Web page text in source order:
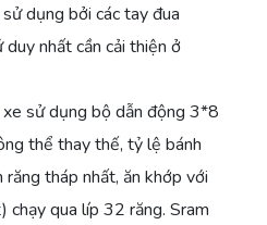
dụng bởi các tay đua
nhất cần cải thiện ở
sử dụng bộ dẫn động 3*8
thể thay thế, tỷ lệ bánh
tháp nhất, ăn khớp với
chạy qua líp 32 răng. Sram